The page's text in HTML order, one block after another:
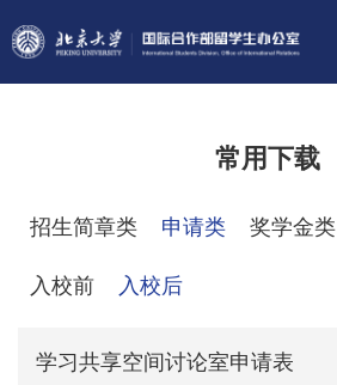
常用下载
招生简章类 申请类 奖学金类
入校前 入校后
学习共享空间讨论室申请表